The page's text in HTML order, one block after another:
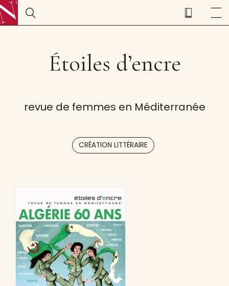
Étoiles d’encre
revue de femmes en Méditerranée
CRÉATION LITTÉRAIRE